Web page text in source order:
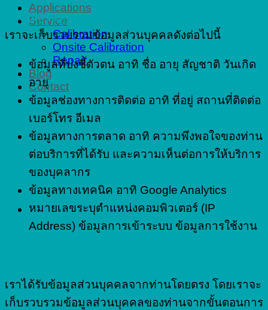
Applications
Service
Calibration
Onsite Calibration
Repair
Blog
Contact
ลักษณะข้อมูลส่วนบุคคลที่เราเก็บรวบรวม
เราจะเก็บรวบรวมข้อมูลส่วนบุคคลดังต่อไปนี้
ข้อมูลที่บ่งชี้ตัวตน อาทิ ชื่อ อายุ สัญชาติ วันเกิด
อายุ
ข้อมูลช่องทางการติดต่อ อาทิ ที่อยู่ สถานที่ติดต่อ
เบอร์โทร อีเมล
ข้อมูลทางการตลาด อาทิ ความพึงพอใจของท่าน
ต่อบริการที่ได้รับ และความเห็นต่อการให้บริการ
ของบุคลากร
ข้อมูลทางเทคนิค อาทิ Google Analytics
หมายเลขระบุตำแหน่งคอมพิวเตอร์ (IP
Address) ข้อมูลการเข้าระบบ ข้อมูลการใช้งาน
เราได้รับข้อมูลส่วนบุคคลจากท่านโดยตรง โดยเราจะ
เก็บรวบรวมข้อมูลส่วนบุคคลของท่านจากขั้นตอนการ